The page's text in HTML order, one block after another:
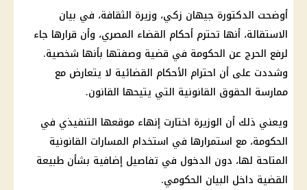
أوضحت الدكتورة جيهان زكي، وزيرة الثقافة، في بيان
الاستقالة، أنها تحترم أحكام القضاء المصري، وأن قرارها جاء
لرفع الحرج عن الحكومة في قضية وصفتها بأنها شخصية.
وشددت على أن احترام الأحكام القضائية لا يتعارض مع
ممارسة الحقوق القانونية التي يتيحها القانون.
ويعني ذلك أن الوزيرة اختارت إنهاء موقعها التنفيذي في
الحكومة، مع استمرارها في استخدام المسارات القانونية
المتاحة لها، دون الدخول في تفاصيل إضافية بشأن طبيعة
القضية داخل البيان الحكومي.